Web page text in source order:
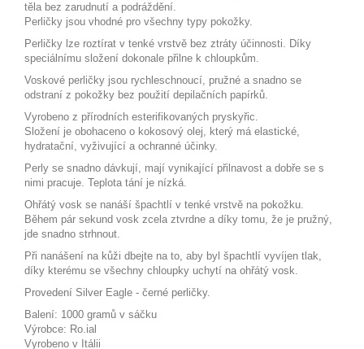
těla bez zarudnutí a podráždění.
Perličky jsou vhodné pro všechny typy pokožky.
Perličky lze roztírat v tenké vrstvě bez ztráty účinnosti. Díky
speciálnímu složení dokonale přilne k chloupkům.
Voskové perličky jsou rychleschnoucí, pružné a snadno se
odstraní z pokožky bez použití depilačních papírků.
Vyrobeno z přírodních esterifikovaných pryskyřic.
Složení je obohaceno o kokosový olej, který má elastické,
hydratační, vyživující a ochranné účinky.
Perly se snadno dávkují, mají vynikající přilnavost a dobře se s
nimi pracuje. Teplota tání je nízká.
Ohřátý vosk se nanáší špachtlí v tenké vrstvě na pokožku.
Během pár sekund vosk zcela ztvrdne a díky tomu, že je pružný,
jde snadno strhnout.
Při nanášení na kůži dbejte na to, aby byl špachtlí vyvíjen tlak,
díky kterému se všechny chloupky uchytí na ohřátý vosk.
Provedení Silver Eagle - černé perličky.
Balení: 1000 gramů v sáčku
Výrobce: Ro.ial
Vyrobeno v Itálii